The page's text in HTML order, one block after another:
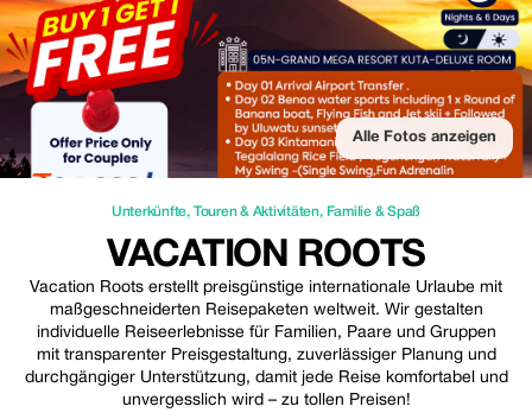
Alle Fotos anzeigen
Unterkünfte, Touren & Aktivitäten, Familie & Spaß
VACATION ROOTS
Vacation Roots erstellt preisgünstige internationale Urlaube mit
maßgeschneiderten Reisepaketen weltweit. Wir gestalten
individuelle Reiseerlebnisse für Familien, Paare und Gruppen
mit transparenter Preisgestaltung, zuverlässiger Planung und
durchgängiger Unterstützung, damit jede Reise komfortabel und
unvergesslich wird – zu tollen Preisen!